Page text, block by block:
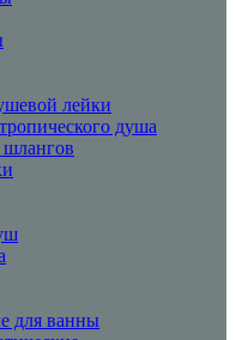
лейки
душа
для ванны